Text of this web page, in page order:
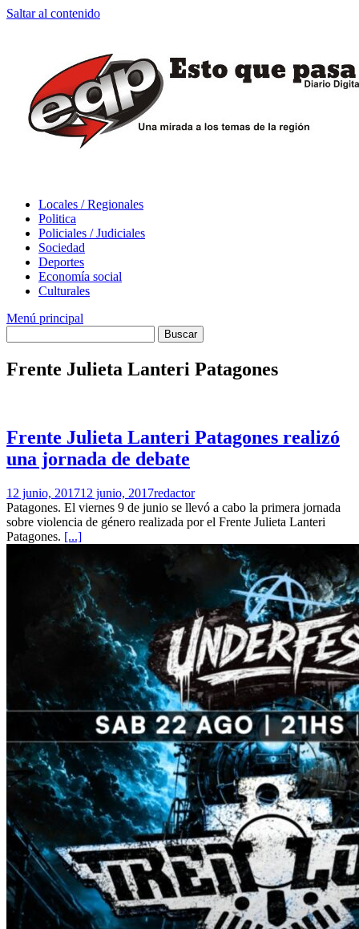
Saltar al contenido
Locales / Regionales
Politica
Policiales / Judiciales
Sociedad
Deportes
Economía social
Culturales
Menú principal
Frente Julieta Lanteri Patagones
Frente Julieta Lanteri Patagones realizó
una jornada de debate
12 junio, 201712 junio, 2017redactor
Patagones. El viernes 9 de junio se llevó a cabo la primera jornada
sobre violencia de género realizada por el Frente Julieta Lanteri
Patagones. [...]